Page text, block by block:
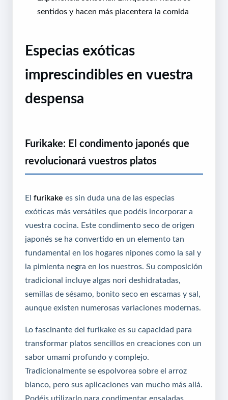
sentidos y hacen más placentera la comida
Especias exóticas
imprescindibles en vuestra
despensa
Furikake: El condimento japonés que
revolucionará vuestros platos
El furikake es sin duda una de las especias
exóticas más versátiles que podéis incorporar a
vuestra cocina. Este condimento seco de origen
japonés se ha convertido en un elemento tan
fundamental en los hogares nipones como la sal y
la pimienta negra en los nuestros. Su composición
tradicional incluye algas nori deshidratadas,
semillas de sésamo, bonito seco en escamas y sal,
aunque existen numerosas variaciones modernas.
Lo fascinante del furikake es su capacidad para
transformar platos sencillos en creaciones con un
sabor umami profundo y complejo.
Tradicionalmente se espolvorea sobre el arroz
blanco, pero sus aplicaciones van mucho más allá.
Podéis utilizarlo para condimentar ensaladas,